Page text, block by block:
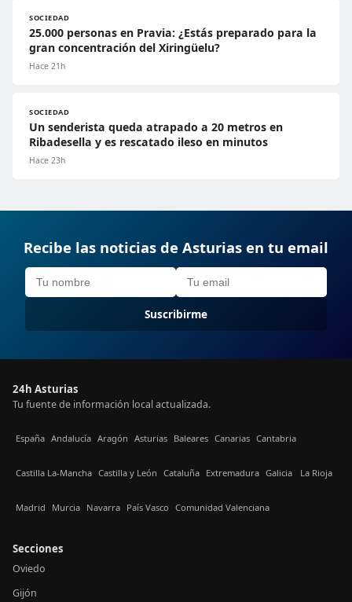
SOCIEDAD
25.000 personas en Pravia: ¿Estás preparado para la
gran concentración del Xiringüelu?
Hace 21h
SOCIEDAD
Un senderista queda atrapado a 20 metros en
Ribadesella y es rescatado ileso en minutos
Hace 23h
Recibe las noticias de Asturias en tu email
Suscribirme
24h Asturias
Tu fuente de información local actualizada.
España Andalucía Aragón Asturias Baleares Canarias Cantabria
Castilla La-Mancha Castilla y León Cataluña Extremadura Galicia La Rioja
Madrid Murcia Navarra País Vasco Comunidad Valenciana
Secciones
Oviedo
Gijón